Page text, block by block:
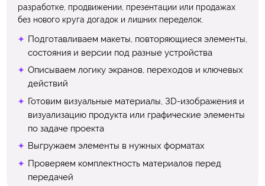
разработке, продвижении, презентации или продажах
без нового круга догадок и лишних переделок.
Подготавливаем макеты, повторяющиеся элементы,
состояния и версии под разные устройства
Описываем логику экранов, переходов и ключевых
действий
Готовим визуальные материалы, 3D-изображения и
визуализацию продукта или графические элементы
по задаче проекта
Выгружаем элементы в нужных форматах
Проверяем комплектность материалов перед
передачей